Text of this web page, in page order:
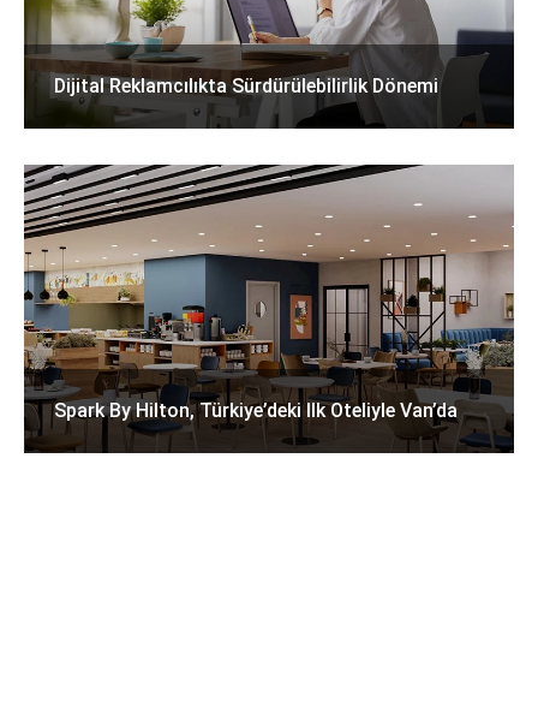
Dijital Reklamcılıkta Sürdürülebilirlik Dönemi
Spark By Hilton, Türkiye’deki Ilk Oteliyle Van’da